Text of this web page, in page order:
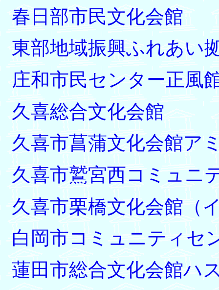
春日部市民文化会館
東部地域振興ふれあい
庄和市民センター正風
久喜総合文化会館
久喜市菖蒲文化会館ア
久喜市鷲宮西コミュニ
久喜市栗橋文化会館（
白岡市コミュニティセ
蓮田市総合文化会館ハ